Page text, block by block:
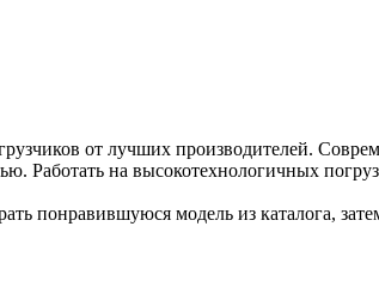
от лучших производителей.
Работать на высокотехнологичных
понравившуюся модель из каталога,